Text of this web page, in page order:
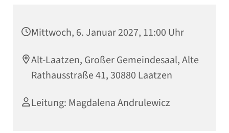
Mittwoch, 6. Januar 2027, 11:00 Uhr
Alt-Laatzen, Großer Gemeindesaal, Alte
Rathausstraße 41, 30880 Laatzen
Leitung: Magdalena Andrulewicz